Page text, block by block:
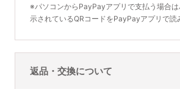
※パソコンからPayPayアプリで支払う場合
示されているQRコードをPayPayアプリで読
返品・交換について